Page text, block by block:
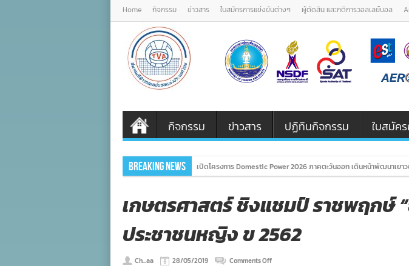
Home กิจกรรม ข่าวสาร ใบสมัครการแข่งขันต่างๆ ผู้ตัดสิน และกติการวอลเลย์บอล
กิจกรรม ข่าวสาร ปฏิทินกิจกรรม ใบสมัค
Breaking News เปิดโครงการ Domestic Power 2026 ภาคตะวันออก เดินหน้าพัฒนาเยาว
เกษตรศาสตร์ ชิงแชมป์ ราชพฤกษ์
ประชาชนหญิง ข 2562
Ch...aa 28/05/2019 Comments Offon